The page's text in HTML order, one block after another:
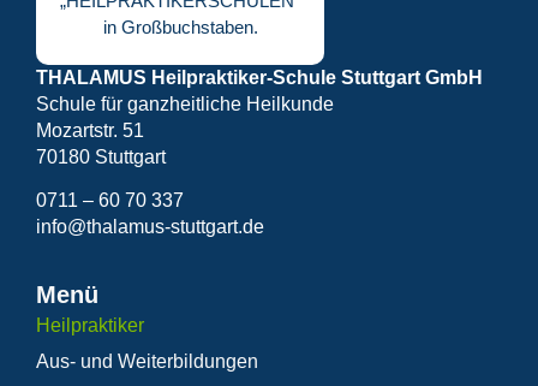
THALAMUS Heilpraktiker-Schule Stuttgart GmbH
Schule für ganzheitliche Heilkunde
Mozartstr. 51
70180 Stuttgart
0711 – 60 70 337
info@thalamus-stuttgart.de
Menü
Heilpraktiker
Aus- und Weiterbildungen